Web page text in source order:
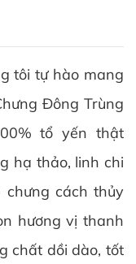
tôi tự hào mang
Đông Trùng
tổ yến thật
hạ thảo, linh chi
cách thủy
hương vị thanh
chất dồi dào, tốt